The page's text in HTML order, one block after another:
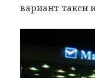
вариант такси